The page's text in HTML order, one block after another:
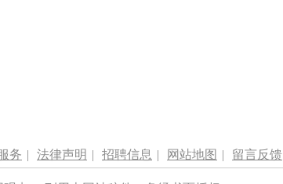
务 | 法律声明 | 招聘信息 | 网站地图 | 留言反馈